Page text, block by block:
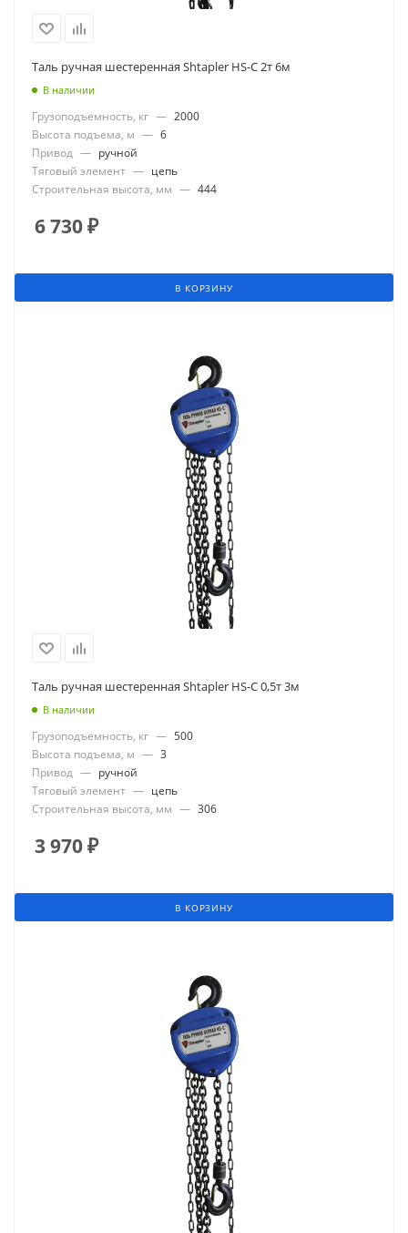
Таль ручная шестеренная Shtapler HS-C 2т 6м
В наличии
Грузоподъемность, кг — 2000
Высота подъема, м — 6
Привод — ручной
Тяговый элемент — цепь
Строительная высота, мм — 444
6 730₽
В КОРЗИНУ
Таль ручная шестеренная Shtapler HS-C 0,5т 3м
В наличии
Грузоподъемность, кг — 500
Высота подъема, м — 3
Привод — ручной
Тяговый элемент — цепь
Строительная высота, мм — 306
3 970₽
В КОРЗИНУ